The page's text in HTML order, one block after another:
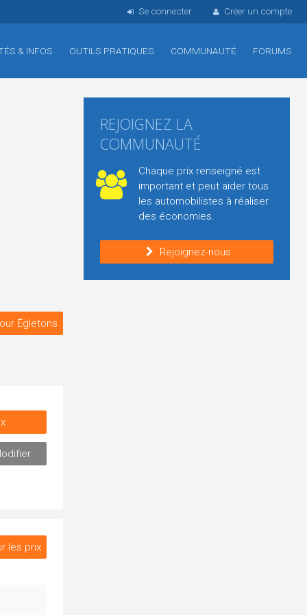
Se connecter Créer un compte
& INFOS OUTILS PRATIQUES COMMUNAUTÉ FORUMS
Égletons
les prix
REJOIGNEZ LA
COMMUNAUTÉ
Chaque prix renseigné est
important et peut aider tous
les automobilistes à réaliser
des économies.
Rejoignez-nous